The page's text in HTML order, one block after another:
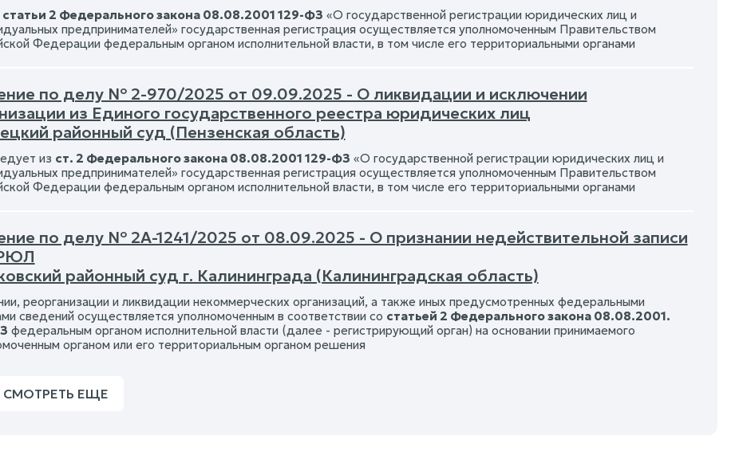
статьи 2 Федерального закона 08.08.2001 129-ФЗ «О государственной регистрации юридических лиц и
предпринимателей» государственная регистрация осуществляется уполномоченным Правительством
Федерации федеральным органом исполнительной власти, в том числе его территориальными органами
по делу № 2-970/2025 от 09.09.2025 - О ликвидации и исключении
из Единого государственного реестра юридических лиц
районный суд (Пензенская область)
из ст. 2 Федерального закона 08.08.2001 129-ФЗ «О государственной регистрации юридических лиц и
предпринимателей» государственная регистрация осуществляется уполномоченным Правительством
Федерации федеральным органом исполнительной власти, в том числе его территориальными органами
по делу № 2А-1241/2025 от 08.09.2025 - О признании недействительной записи
районный суд г. Калининграда (Калининградская область)
реорганизации и ликвидации некоммерческих организаций, а также иных предусмотренных федеральными
сведений осуществляется уполномоченным в соответствии со статьей 2 Федерального закона 08.08.2001.
федеральным органом исполнительной власти (далее - регистрирующий орган) на основании принимаемого
органом или его территориальным органом решения
СМОТРЕТЬ ЕЩЕ